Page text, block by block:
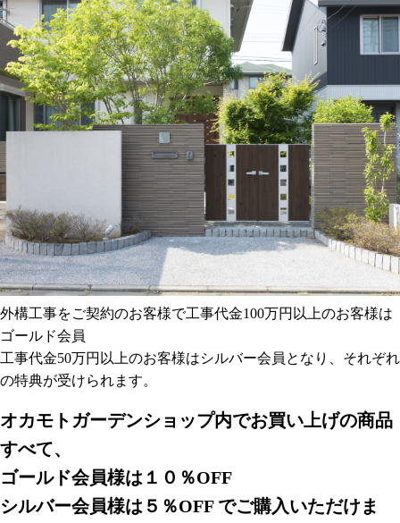
外構工事をご契約のお客様で工事代金100万円以上のお客様は
ゴールド会員
工事代金50万円以上のお客様はシルバー会員となり、それぞれ
の特典が受けられます。
オカモトガーデンショップ内でお買い上げの商品
すべて、
ゴールド会員様は１０％OFF
シルバー会員様は５％OFF でご購入いただけま